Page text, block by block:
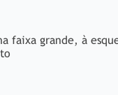
faixa grande, à